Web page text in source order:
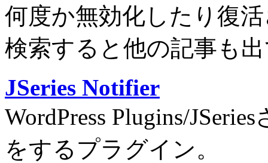
何度か無効化したり復
検索すると他の記事も
JSeries Notifier
WordPress Plugins/
をするプラグイン。